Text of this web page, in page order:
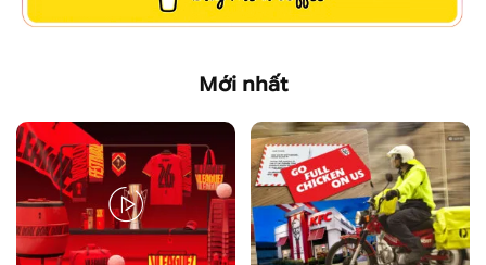
Mới nhất